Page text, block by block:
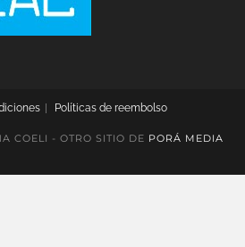
Políticas de reembolso
COELI - OTRO SITIO DE PORÁ MEDIA